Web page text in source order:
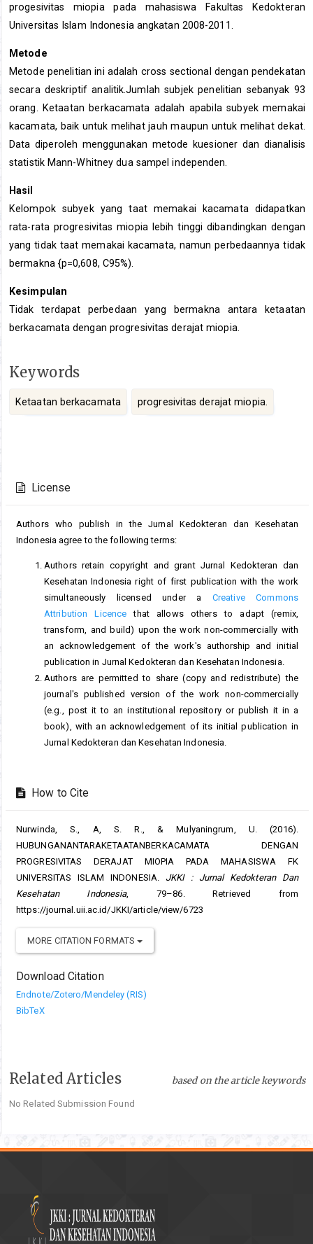
progesivitas miopia pada mahasiswa Fakultas Kedokteran
Universitas Islam Indonesia angkatan 2008-2011.
Metode
Metode penelitian ini adalah cross sectional dengan pendekatan
secara deskriptif analitik.Jumlah subjek penelitian sebanyak 93
orang. Ketaatan berkacamata adalah apabila subyek memakai
kacamata, baik untuk melihat jauh maupun untuk melihat dekat.
Data diperoleh menggunakan metode kuesioner dan dianalisis
statistik Mann-Whitney dua sampel independen.
Hasil
Kelompok subyek yang taat memakai kacamata didapatkan
rata-rata progresivitas miopia lebih tinggi dibandingkan dengan
yang tidak taat memakai kacamata, namun perbedaannya tidak
bermakna {p=0,608, C95%).
Kesimpulan
Tidak terdapat perbedaan yang bermakna antara ketaatan
berkacamata dengan progresivitas derajat miopia.
Keywords
Ketaatan berkacamata progresivitas derajat miopia.
Details
License
Authors who publish in the Jurnal Kedokteran dan Kesehatan
Indonesia agree to the following terms:
Authors retain copyright and grant Jurnal Kedokteran dan
Kesehatan Indonesia right of first publication with the work
simultaneously licensed under a Creative Commons
Attribution Licence that allows others to adapt (remix,
transform, and build) upon the work non-commercially with
an acknowledgement of the work's authorship and initial
publication in Jurnal Kedokteran dan Kesehatan Indonesia.
Authors are permitted to share (copy and redistribute) the
journal's published version of the work non-commercially
(e.g., post it to an institutional repository or publish it in a
book), with an acknowledgement of its initial publication in
Jurnal Kedokteran dan Kesehatan Indonesia.
How to Cite
Nurwinda, S., A, S. R., & Mulyaningrum, U. (2016).
HUBUNGANANTARAKETAATANBERKACAMATA DENGAN
PROGRESIVITAS DERAJAT MIOPIA PADA MAHASISWA FK
UNIVERSITAS ISLAM INDONESIA. JKKI : Jurnal Kedokteran Dan
Kesehatan Indonesia, 79–86. Retrieved from
https://journal.uii.ac.id/JKKI/article/view/6723
MORE CITATION FORMATS
Download Citation
Endnote/Zotero/Mendeley (RIS)
BibTeX
Related Articles based on the article keywords
No Related Submission Found